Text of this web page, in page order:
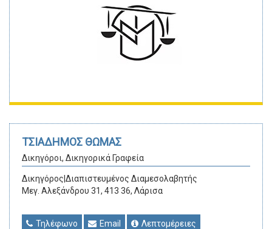
ΤΣΙΑΔΗΜΟΣ ΘΩΜΑΣ
Δικηγόροι, Δικηγορικά Γραφεία
Δικηγόρος|Διαπιστευμένος Διαμεσολαβητής
Μεγ. Αλεξάνδρου 31, 413 36, Λάρισα
Τηλέφωνο Email Λεπτομέρειες